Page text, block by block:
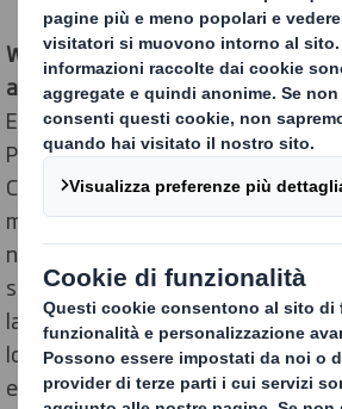
Wouter van Tol, Head of
afferma:è stato un piacere lavorare
Ellen MacArthur in questi anni – lo
Principi di Design Circolare, la
Circulytics e il continuo processo di
mercati sono tutti progetti cruciali
nostro impegno verso una cultura
sull’economia circolare. Non vedo
la nostra partnership nei prossimi
lo sviluppo di soluzioni di Packaging
evoluzione.